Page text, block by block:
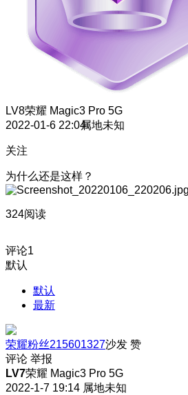
LV8荣耀 Magic3 Pro 5G
2022-01-6 22:04属地未知
关注
为什么还是这样？
324阅读
评论1
默认
默认
最新
荣耀粉丝215601327沙发 赞
评论 举报
LV7荣耀 Magic3 Pro 5G
2022-1-7 19:14 属地未知